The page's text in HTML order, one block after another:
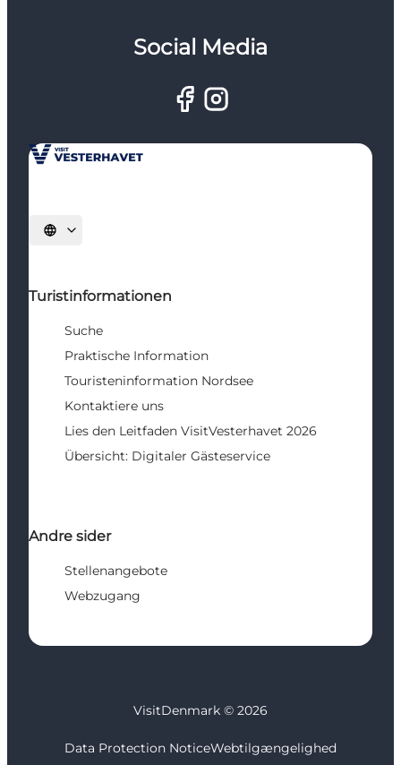
Social Media
Sprache auswählen
Turistinformationen
Suche
Praktische Information
Touristeninformation Nordsee
Kontaktiere uns
Lies den Leitfaden VisitVesterhavet 2026
Übersicht: Digitaler Gästeservice
Andre sider
Stellenangebote
Webzugang
VisitDenmark © 2026
Data Protection NoticeWebtilgængelighed